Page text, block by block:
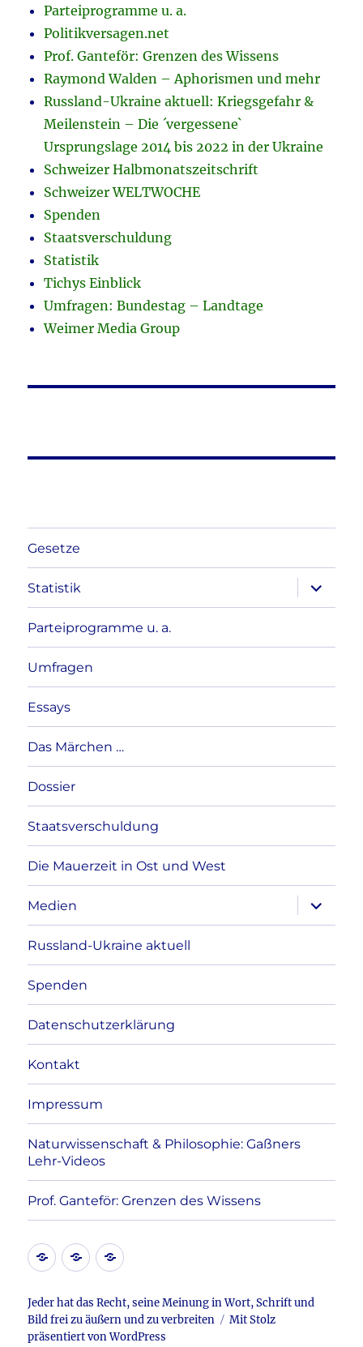
Parteiprogramme u. a.
Politikversagen.net
Prof. Ganteför: Grenzen des Wissens
Raymond Walden – Aphorismen und mehr
Russland-Ukraine aktuell: Kriegsgefahr &
Meilenstein – Die ´vergessene`
Ursprungslage 2014 bis 2022 in der Ukraine
Schweizer Halbmonatszeitschrift
Schweizer WELTWOCHE
Spenden
Staatsverschuldung
Statistik
Tichys Einblick
Umfragen: Bundestag – Landtage
Weimer Media Group
Gesetze
Statistik
anzeigen
Parteiprogramme u. a.
Umfragen
Essays
Das Märchen …
Dossier
Staatsverschuldung
Die Mauerzeit in Ost und West
Medien
anzeigen
Russland-Ukraine aktuell
Spenden
Datenschutzerklärung
Kontakt
Impressum
Naturwissenschaft & Philosophie: Gaßners
Lehr-Videos
Prof. Ganteför: Grenzen des Wissens
KontaktDatenschutzerklärung
Impressum
Jeder hat das Recht, seine Meinung in Wort, Schrift und
Bild frei zu äußern und zu verbreiten
Mit Stolz
präsentiert von WordPress